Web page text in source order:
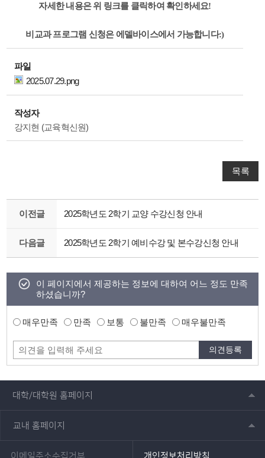
자세한 내용은 위 링크를 클릭하여 확인하세요!
비교과 프로그램 신청은 에델바이스에서 가능합니다:)
파일
2025.07.29.png
작성자
강지현 (교육혁신원)
목록
이전글 2025학년도 2학기 교양 수강신청 안내
다음글 2025학년도 2학기 예비수강 및 본수강신청 안내
이 페이지에서 제공하는 정보에 대하여 어느 정도 만족
하셨습니까?
매우만족 만족 보통 불만족 매우불만족
대학/대학원 홈페이지
교내 홈페이지